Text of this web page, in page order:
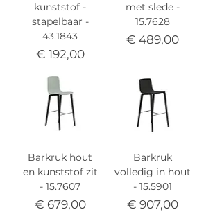
kunststof -
stapelbaar -
43.1843
Prijs
€ 192,00
met slede -
15.7628
Prijs
€ 489,00
Barkruk hout
en kunststof zit
- 15.7607
Prijs
€ 679,00
Barkruk
volledig in hout
- 15.5901
Prijs
€ 907,00